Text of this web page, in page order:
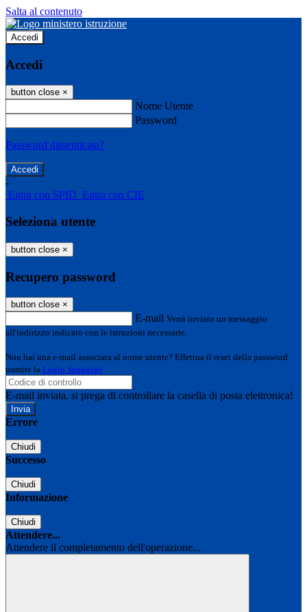
Salta al contenuto
Accedi
Accedi
button close ×
Nome Utente
Password
Password dimenticata?
-
Entra con SPID Entra con CIE
Seleziona utente
button close ×
Recupero password
button close ×
E-mail Verrà inviato un messaggio
all'indirizzo indicato con le istruzioni necessarie.
Non hai una e-mail associata al nome utente? Effettua il reset della password
tramite la Login Spaggiari
E-mail inviata, si prega di controllare la casella di posta elettronica!
Errore
Chiudi
Successo
Chiudi
Informazione
Chiudi
Attendere...
Attendere il completamento dell'operazione...